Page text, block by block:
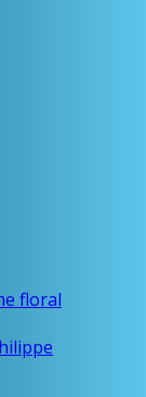
floral